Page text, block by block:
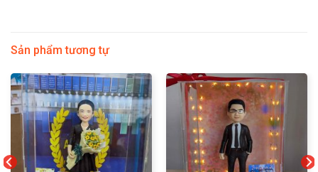
Sản phẩm tương tự